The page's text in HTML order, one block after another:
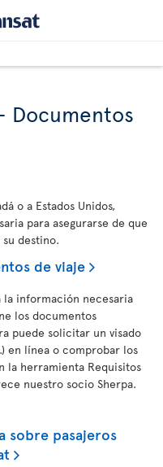
Documentos
o a Estados Unidos,
para asegurarse de que
destino.
de viaje
información necesaria
los documentos
puede solicitar un visado
en línea o comprobar los
la herramienta Requisitos
nuestro socio Sherpa.
sobre pasajeros